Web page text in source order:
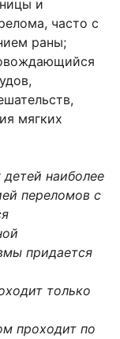
и
часто с
раны;
мягких
детей наиболее
переломов с
придается
только
проходит по